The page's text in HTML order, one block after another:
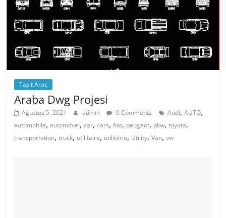
Taşıt Araç
Araba Dwg Projesi
Ağustos 5, 2021 admin 0 Comments Audi,AUTO,
automobile,automóvel,car,cars,fiat, peugeot, pkw,toyota,
transportation,truck, utilitaire, utilitário, Utility,Van,vw